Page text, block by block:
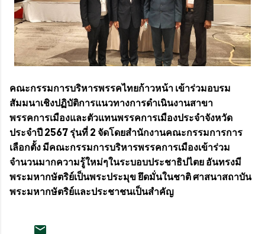
คณะกรรมการบริหารพรรคไทยก้าวหน้า เข้าร่วมอบรม
สัมมนาเชิงปฏิบัติการแนวทางการดำเนินงานสาขา
พรรคการเมืองและตัวแทนพรรคการเมืองประจำจังหวัด
ประจำปี 2567 รุ่นที่ 2 จัดโดยสำนักงานคณะกรรมการการ
เลือกตั้ง มีคณะกรรมการบริหารพรรคการเมืองเข้าร่วม
จำนวนมากความรู้ใหม่ๆในระบอบประชาธิปไตย อันทรงมี
พระมหากษัตริย์เป็นพระประมุข ยึดมั่นในชาติ ศาสนาสถาบัน
พระมหากษัตริย์และประชาชนเป็นสำคัญ